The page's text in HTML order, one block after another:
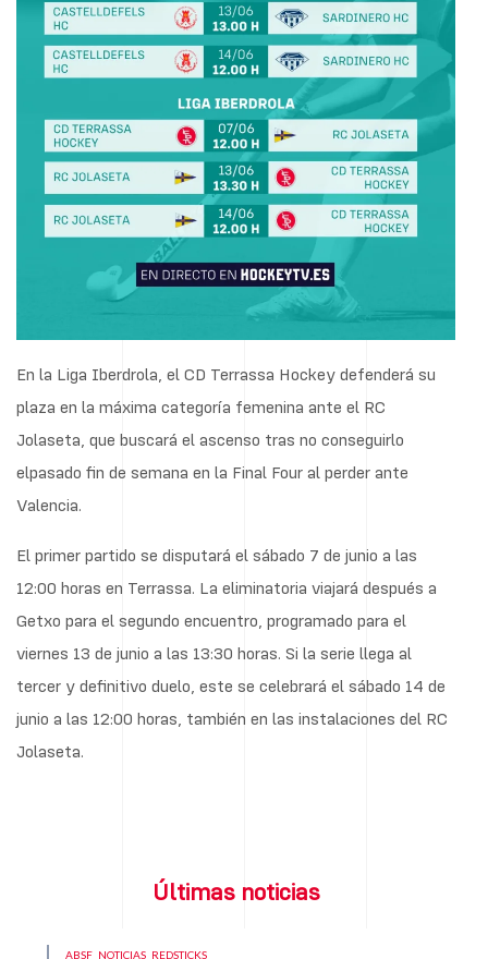
En la Liga Iberdrola, el CD Terrassa Hockey defenderá su
plaza en la máxima categoría femenina ante el RC
Jolaseta, que buscará el ascenso tras no conseguirlo
elpasado fin de semana en la Final Four al perder ante
Valencia.
El primer partido se disputará el sábado 7 de junio a las
12:00 horas en Terrassa. La eliminatoria viajará después a
Getxo para el segundo encuentro, programado para el
viernes 13 de junio a las 13:30 horas. Si la serie llega al
tercer y definitivo duelo, este se celebrará el sábado 14 de
junio a las 12:00 horas, también en las instalaciones del RC
Jolaseta.
Últimas noticias
ABSF NOTICIAS REDSTICKS